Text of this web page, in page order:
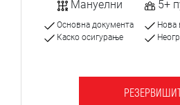
Мануелни 5+
Основна документа
Каско осигурање
Нова